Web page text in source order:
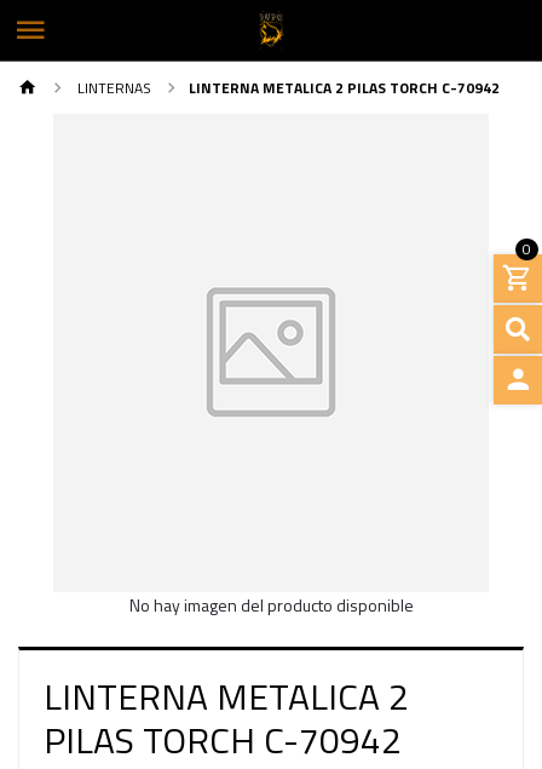
0
LINTERNAS LINTERNA METALICA 2 PILAS TORCH C-70942
No hay imagen del producto disponible
LINTERNA METALICA 2
PILAS TORCH C-70942